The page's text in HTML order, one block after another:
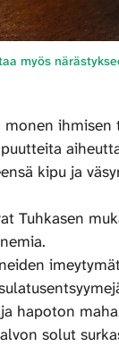
ihmisen
kipu ja
Tuhkasen
hapoton
solut